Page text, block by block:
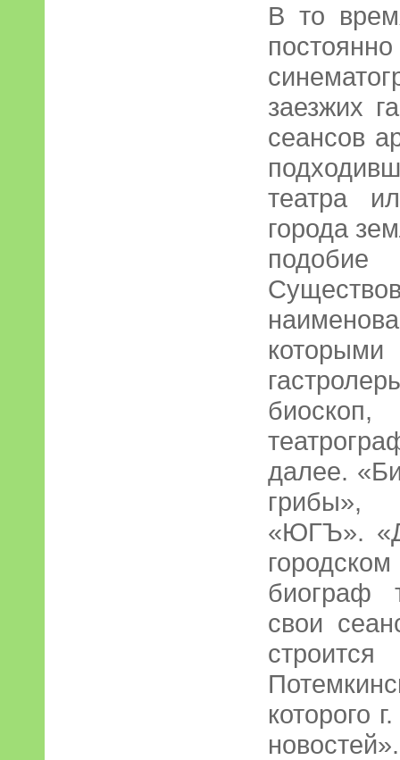
В то
заезжих
сеансов
театра
города
далее.
грибы»,
«ЮГЪ».
биограф
свои
которого
новостей».